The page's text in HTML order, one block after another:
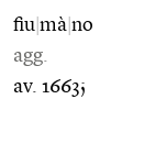
fiu mà no
agg.
av. 1663;